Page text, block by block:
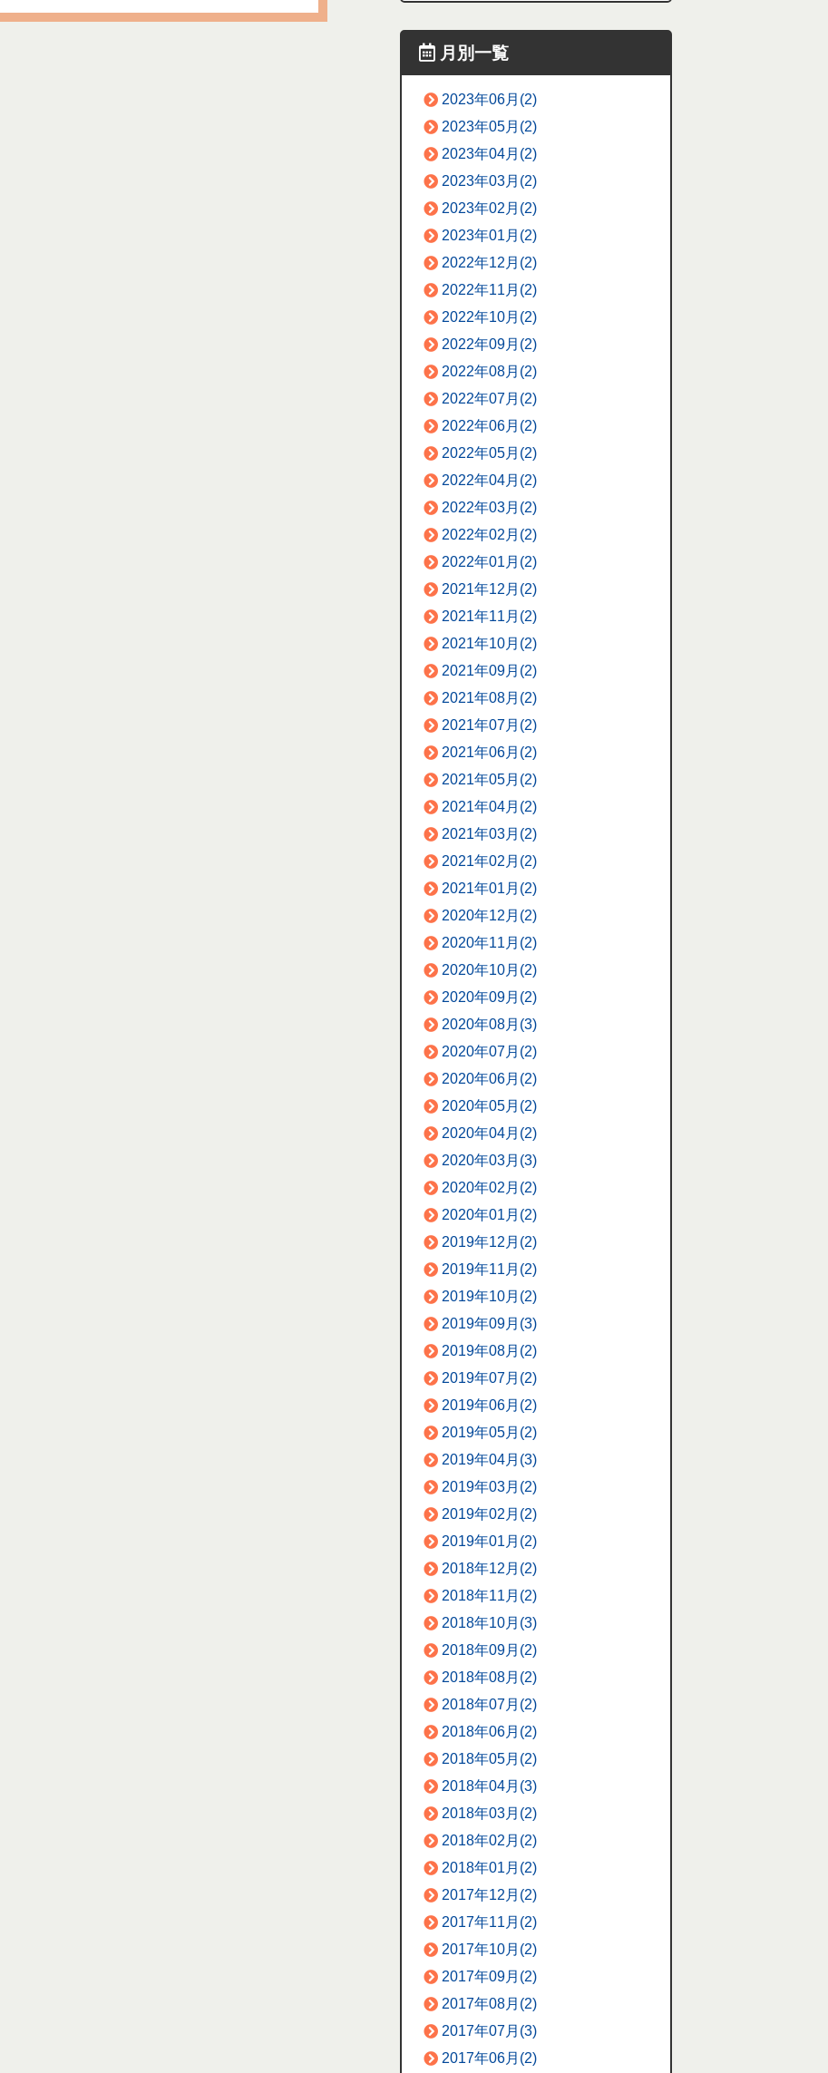
月別一覧
2023年06月(2)
2023年05月(2)
2023年04月(2)
2023年03月(2)
2023年02月(2)
2023年01月(2)
2022年12月(2)
2022年11月(2)
2022年10月(2)
2022年09月(2)
2022年08月(2)
2022年07月(2)
2022年06月(2)
2022年05月(2)
2022年04月(2)
2022年03月(2)
2022年02月(2)
2022年01月(2)
2021年12月(2)
2021年11月(2)
2021年10月(2)
2021年09月(2)
2021年08月(2)
2021年07月(2)
2021年06月(2)
2021年05月(2)
2021年04月(2)
2021年03月(2)
2021年02月(2)
2021年01月(2)
2020年12月(2)
2020年11月(2)
2020年10月(2)
2020年09月(2)
2020年08月(3)
2020年07月(2)
2020年06月(2)
2020年05月(2)
2020年04月(2)
2020年03月(3)
2020年02月(2)
2020年01月(2)
2019年12月(2)
2019年11月(2)
2019年10月(2)
2019年09月(3)
2019年08月(2)
2019年07月(2)
2019年06月(2)
2019年05月(2)
2019年04月(3)
2019年03月(2)
2019年02月(2)
2019年01月(2)
2018年12月(2)
2018年11月(2)
2018年10月(3)
2018年09月(2)
2018年08月(2)
2018年07月(2)
2018年06月(2)
2018年05月(2)
2018年04月(3)
2018年03月(2)
2018年02月(2)
2018年01月(2)
2017年12月(2)
2017年11月(2)
2017年10月(2)
2017年09月(2)
2017年08月(2)
2017年07月(3)
2017年06月(2)